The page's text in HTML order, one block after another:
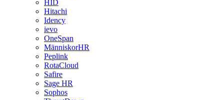
HID
Hitachi
Idency
ievo
OneSpan
MänniskorHR
Peplink
RotaCloud
Safire
Sage HR
Sophos